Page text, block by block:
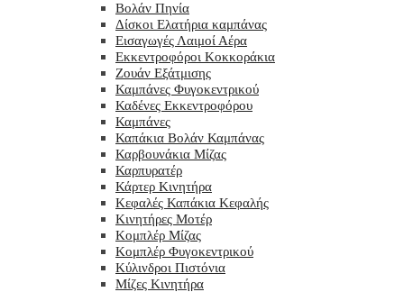
Βολάν Πηνία
Δίσκοι Ελατήρια καμπάνας
Εισαγωγές Λαιμοί Αέρα
Εκκεντροφόροι Κοκκοράκια
Ζουάν Εξάτμισης
Καμπάνες Φυγοκεντρικού
Καδένες Εκκεντροφόρου
Καμπάνες
Καπάκια Βολάν Καμπάνας
Καρβουνάκια Μίζας
Καρπυρατέρ
Κάρτερ Κινητήρα
Κεφαλές Καπάκια Κεφαλής
Κινητήρες Μοτέρ
Κομπλέρ Μίζας
Κομπλέρ Φυγοκεντρικού
Κύλινδροι Πιστόνια
Μίζες Κινητήρα